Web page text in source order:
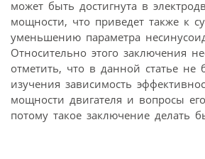
может быть достигнута в
мощности, что приведет также к
уменьшению параметра
Относительно этого заключения
отметить, что в данной статье не
изучения зависимость
мощности двигателя и вопросы
потому такое заключение делать